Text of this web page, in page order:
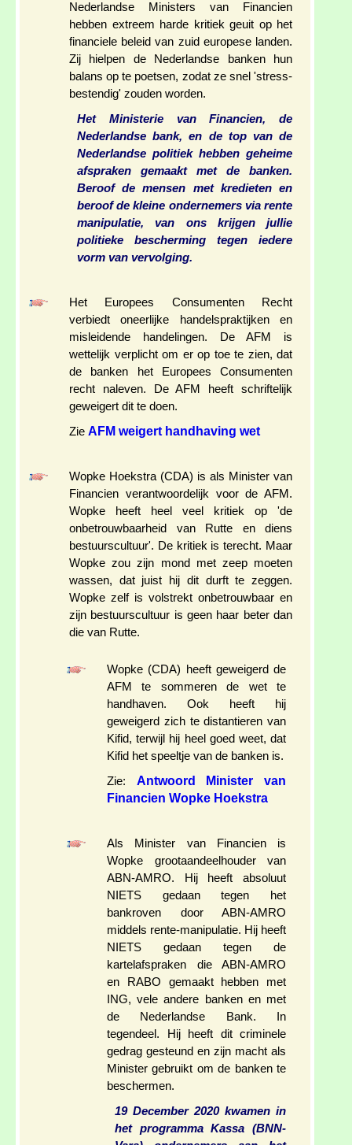
Nederlandse Ministers van Financien
hebben extreem harde kritiek geuit op het
financiele beleid van zuid europese landen.
Zij hielpen de Nederlandse banken hun
balans op te poetsen, zodat ze snel 'stress-
bestendig' zouden worden.
Het Ministerie van Financien, de
Nederlandse bank, en de top van de
Nederlandse politiek hebben geheime
afspraken gemaakt met de banken.
Beroof de mensen met kredieten en
beroof de kleine ondernemers via rente
manipulatie, van ons krijgen jullie
politieke bescherming tegen iedere
vorm van vervolging.
Het Europees Consumenten Recht
verbiedt oneerlijke handelspraktijken en
misleidende handelingen. De AFM is
wettelijk verplicht om er op toe te zien, dat
de banken het Europees Consumenten
recht naleven. De AFM heeft schriftelijk
geweigert dit te doen.
Zie AFM weigert handhaving wet
Wopke Hoekstra (CDA) is als Minister van
Financien verantwoordelijk voor de AFM.
Wopke heeft heel veel kritiek op 'de
onbetrouwbaarheid van Rutte en diens
bestuurscultuur'. De kritiek is terecht. Maar
Wopke zou zijn mond met zeep moeten
wassen, dat juist hij dit durft te zeggen.
Wopke zelf is volstrekt onbetrouwbaar en
zijn bestuurscultuur is geen haar beter dan
die van Rutte.
Wopke (CDA) heeft geweigerd de
AFM te sommeren de wet te
handhaven. Ook heeft hij
geweigerd zich te distantieren van
Kifid, terwijl hij heel goed weet, dat
Kifid het speeltje van de banken is.
Zie: Antwoord Minister van
Financien Wopke Hoekstra
Als Minister van Financien is
Wopke grootaandeelhouder van
ABN-AMRO. Hij heeft absoluut
NIETS gedaan tegen het
bankroven door ABN-AMRO
middels rente-manipulatie. Hij heeft
NIETS gedaan tegen de
kartelafspraken die ABN-AMRO
en RABO gemaakt hebben met
ING, vele andere banken en met
de Nederlandse Bank. In
tegendeel. Hij heeft dit criminele
gedrag gesteund en zijn macht als
Minister gebruikt om de banken te
beschermen.
19 December 2020 kwamen in
het programma Kassa (BNN-